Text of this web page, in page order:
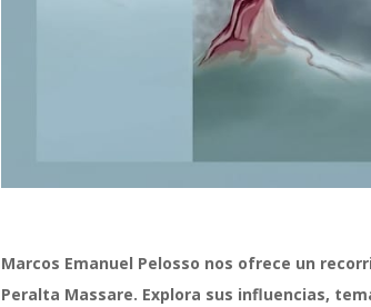
Marcos Emanuel Pelosso nos ofrece un
Peralta Massare. Explora sus influencias,